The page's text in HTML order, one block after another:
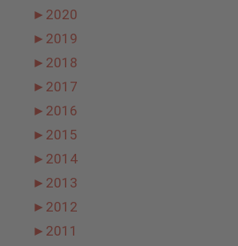
► 2020
► 2019
► 2018
► 2017
► 2016
► 2015
► 2014
► 2013
► 2012
► 2011